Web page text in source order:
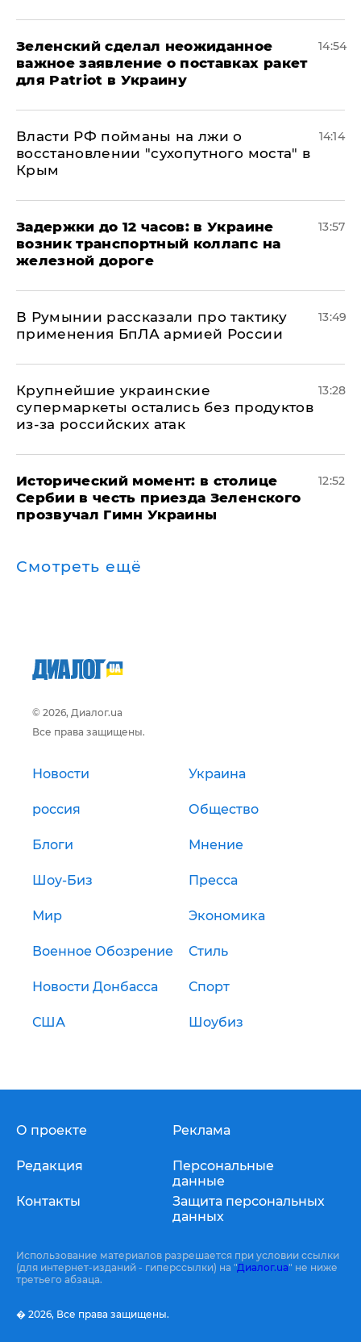
Зеленский сделал неожиданное
важное заявление о поставках ракет
для Patriot в Украину
14:54
Власти РФ пойманы на лжи о
восстановлении "сухопутного моста" в
Крым
14:14
Задержки до 12 часов: в Украине
возник транспортный коллапс на
железной дороге
13:57
В Румынии рассказали про тактику
применения БпЛА армией России
13:49
Крупнейшие украинские
супермаркеты остались без продуктов
из-за российских атак
13:28
Исторический момент: в столице
Сербии в честь приезда Зеленского
прозвучал Гимн Украины
12:52
Смотреть ещё
© 2026, Диалог.ua
Все права защищены.
Новости Украина
россия Общество
Блоги Мнение
Шоу-Биз Пресса
Мир Экономика
Военное Обозрение Стиль
Новости Донбасса Спорт
США Шоубиз
О проекте
Редакция
Контакты
Реклама
Персональные
данные
Защита персональных
данных
Использование материалов разрешается при условии ссылки
(для интернет-изданий - гиперссылки) на "Диалог.ua" не ниже
третьего абзаца.
� 2026, Все права защищены.